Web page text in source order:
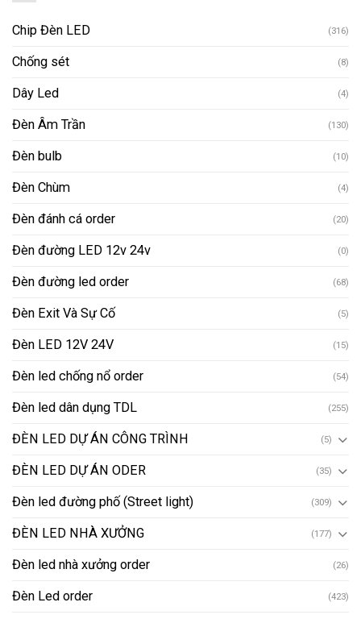
Chip Đèn LED (316)
Chống sét (8)
Dây Led (4)
Đèn Âm Trần (130)
Đèn bulb (10)
Đèn Chùm (4)
Đèn đánh cá order (20)
Đèn đường LED 12v 24v (0)
Đèn đường led order (68)
Đèn Exit Và Sự Cố (5)
Đèn LED 12V 24V (15)
Đèn led chống nổ order (54)
Đèn led dân dụng TDL (255)
ĐÈN LED DỰ ÁN CÔNG TRÌNH (5)
ĐÈN LED DỰ ÁN ODER (35)
Đèn led đường phố (Street light) (309)
ĐÈN LED NHÀ XƯỞNG (177)
Đèn led nhà xưởng order (26)
Đèn Led order (423)